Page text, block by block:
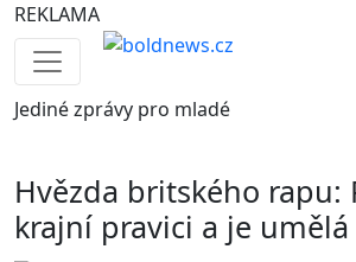
REKLAMA
Jedinézprávy pro mladé
Hvězda britského rapu:
krajní pravici a je umělá